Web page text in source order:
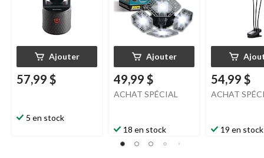
Ajouter
57,99 $
5 en stock
Ajouter
49,99 $
ACHAT SPÉCIAL
18 en stock
54,99 $
ACHAT
19 en stock